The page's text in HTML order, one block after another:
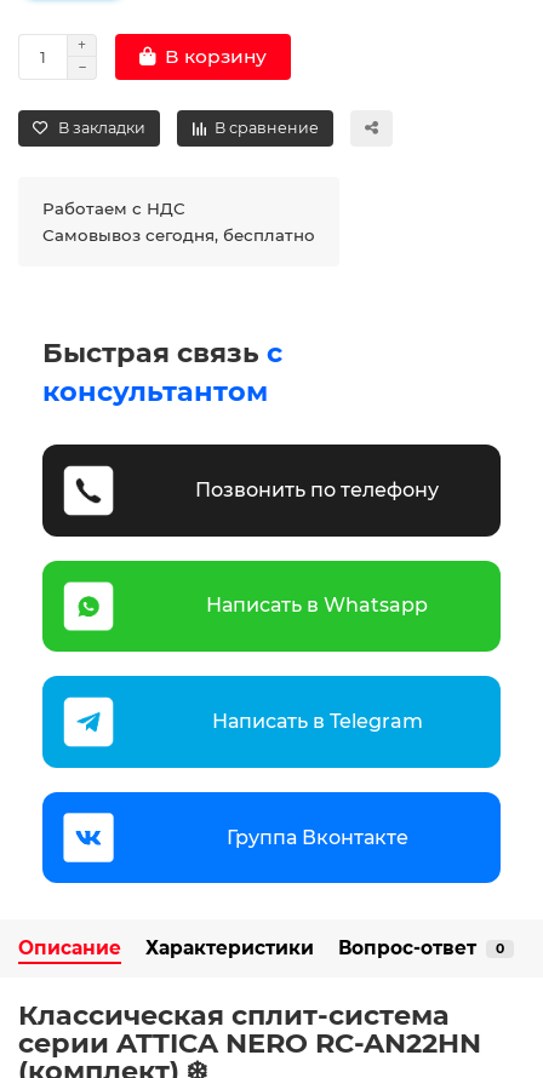
В корзину
В закладки В сравнение
Работаем с НДС
Самовывоз сегодня, бесплатно
Быстрая связь с
консультантом
Позвонить по телефону
Написать в Whatsapp
Написать в Telegram
Группа Вконтакте
Описание Характеристики Вопрос-ответ 0
Классическая сплит-система
серии ATTICA NERO RC-AN22HN
(комплект) ️❄️